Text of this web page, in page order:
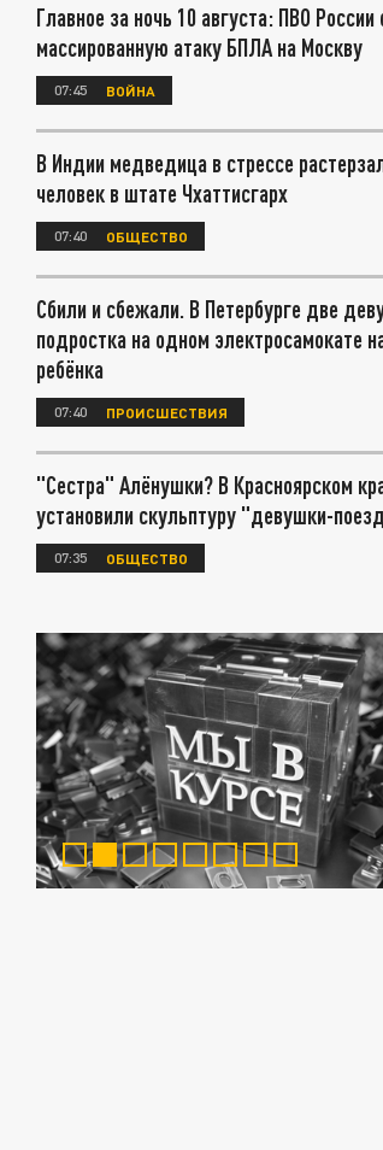
Главное за ночь 10 августа: ПВО России
массированную атаку БПЛА на Москву
07:45 ВОЙНА
В Индии медведица в стрессе
человек в штате Чхаттисгарх
07:40 ОБЩЕСТВО
Сбили и сбежали. В Петербурге две
подростка на одном электросамокате
ребёнка
07:40 ПРОИСШЕСТВИЯ
"Сестра" Алёнушки? В Красноярском
установили скульптуру "девушки-
07:35 ОБЩЕСТВО